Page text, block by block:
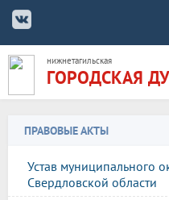
нижнетагильская
ГОРОДСКАЯ
ПРАВОВЫЕ АКТЫ
Устав муниципального
Свердловской области